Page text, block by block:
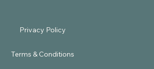
Terms & Conditions